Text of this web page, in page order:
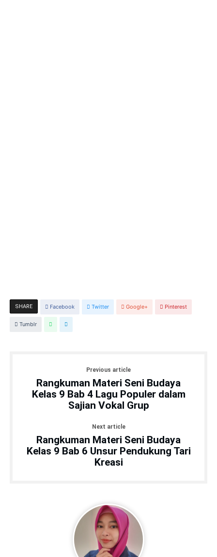
SHARE Facebook Twitter Google+ Pinterest
Tumblr
Previous article
Rangkuman Materi Seni Budaya
Kelas 9 Bab 4 Lagu Populer dalam
Sajian Vokal Grup
Next article
Rangkuman Materi Seni Budaya
Kelas 9 Bab 6 Unsur Pendukung Tari
Kreasi